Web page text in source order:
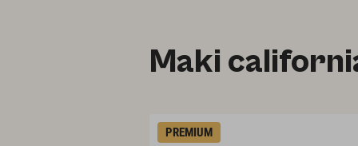
Maki
PREMIUM